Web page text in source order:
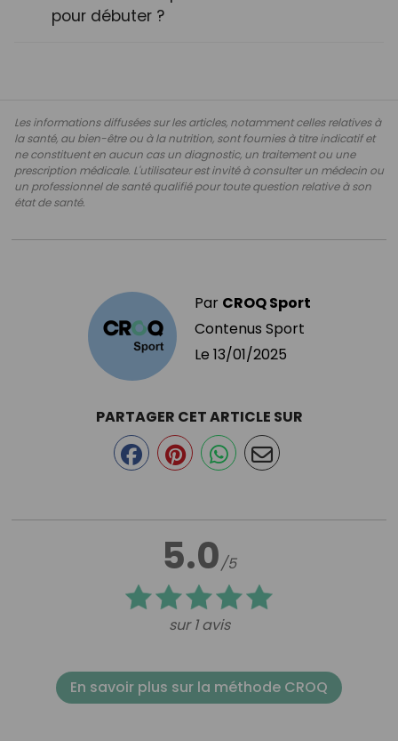
pour débuter ?
Les informations diffusées sur les articles, notamment celles relatives à
la santé, au bien-être ou à la nutrition, sont fournies à titre indicatif et
ne constituent en aucun cas un diagnostic, un traitement ou une
prescription médicale. L'utilisateur est invité à consulter un médecin ou
un professionnel de santé qualifié pour toute question relative à son
état de santé.
Par CROQ Sport
Contenus Sport
Le 13/01/2025
5.0/5
sur 1 avis
PARTAGER CET ARTICLE SUR
En savoir plus sur la méthode CROQ